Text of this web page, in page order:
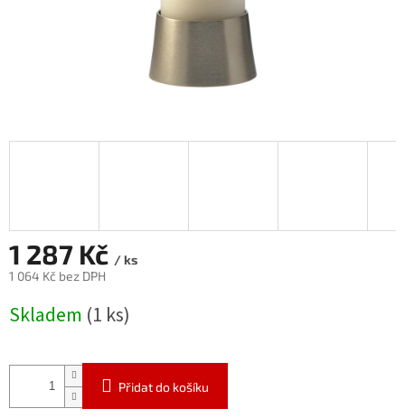
1 287 Kč / ks
1 064 Kč bez DPH
cena:
Skladem (1 ks)
Přidat do košíku